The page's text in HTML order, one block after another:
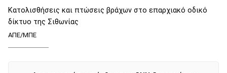
Κατολισθήσεις και πτώσεις βράχων στο επαρχιακό οδικό
δίκτυο της Σιθωνίας
ΑΠΕ/ΜΠΕ